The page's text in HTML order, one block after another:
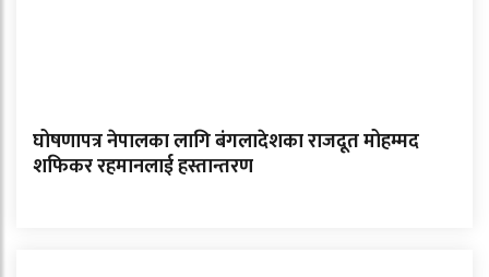
घोषणापत्र नेपालका लागि बंगलादेशका राजदूत मोहम्मद
शफिकर रहमानलाई हस्तान्तरण